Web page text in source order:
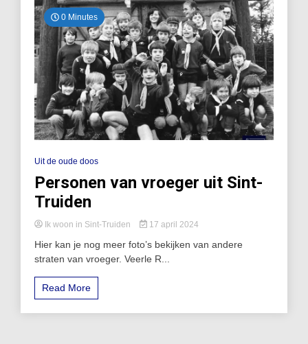
0 Minutes
Uit de oude doos
Personen van vroeger uit Sint-
Truiden
Ik woon in Sint-Truiden 17 april 2024
Hier kan je nog meer foto’s bekijken van andere
straten van vroeger. Veerle R...
Read More